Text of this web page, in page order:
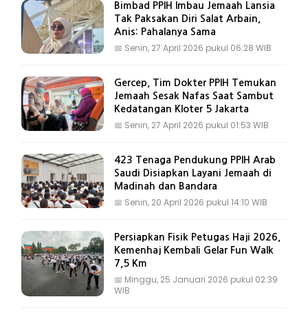
Bimbad PPIH Imbau Jemaah Lansia
Tak Paksakan Diri Salat Arbain,
Anis: Pahalanya Sama
📅 Senin, 27 April 2026 pukul 06:28 WIB
Gercep, Tim Dokter PPIH Temukan
Jemaah Sesak Nafas Saat Sambut
Kedatangan Kloter 5 Jakarta
📅 Senin, 27 April 2026 pukul 01:53 WIB
423 Tenaga Pendukung PPIH Arab
Saudi Disiapkan Layani Jemaah di
Madinah dan Bandara
📅 Senin, 20 April 2026 pukul 14:10 WIB
Persiapkan Fisik Petugas Haji 2026,
Kemenhaj Kembali Gelar Fun Walk
7,5 Km
📅 Minggu, 25 Januari 2026 pukul 02:39
WIB